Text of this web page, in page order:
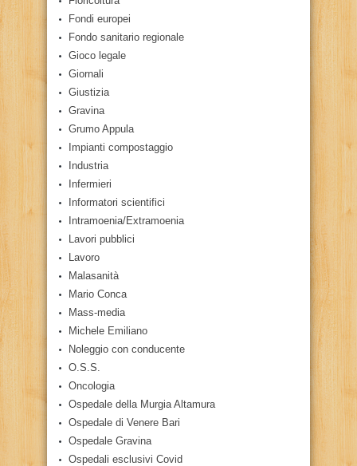
Fondi europei
Fondo sanitario regionale
Gioco legale
Giornali
Giustizia
Gravina
Grumo Appula
Impianti compostaggio
Industria
Infermieri
Informatori scientifici
Intramoenia/Extramoenia
Lavori pubblici
Lavoro
Malasanità
Mario Conca
Mass-media
Michele Emiliano
Noleggio con conducente
O.S.S.
Oncologia
Ospedale della Murgia Altamura
Ospedale di Venere Bari
Ospedale Gravina
Ospedali esclusivi Covid